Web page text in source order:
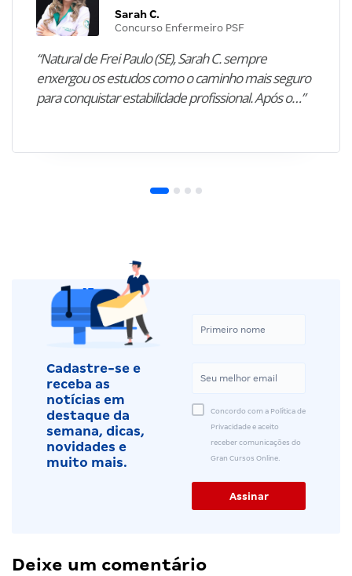
Sarah C.
Concurso Enfermeiro PSF
“Natural de Frei Paulo (SE), Sarah C. sempre
enxergou os estudos como o caminho mais seguro
para conquistar estabilidade profissional. Após o…”
Cadastre-se e
receba as
notícias em
destaque da
semana, dicas,
novidades e
muito mais.
Concordo com a Política de
Privacidade e aceito
receber comunicações do
Gran Cursos Online.
Deixe um comentário